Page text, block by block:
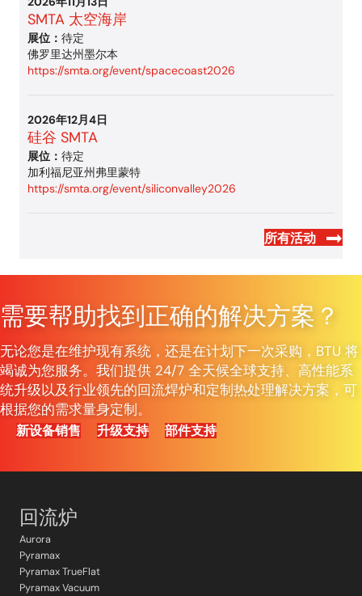
SMTA 太空海岸
展位： 待定
佛罗里达州墨尔本
https://smta.org/event/spacecoast2026
2026年12月4日
硅谷 SMTA
展位： 待定
加利福尼亚州弗里蒙特
https://smta.org/event/siliconvalley2026
所有活动
需要帮助找到正确的解决方案？
无论您是在维护现有系统，还是在计划下一次采购，BTU 将
竭诚为您服务。我们提供 24/7 全天候全球支持、高性能系
统升级以及行业领先的回流焊炉和定制热处理解决方案，可
根据您的需求量身定制。
新设备销售 升级支持 部件支持
回流炉
Aurora
Pyramax
Pyramax TrueFlat
Pyramax Vacuum